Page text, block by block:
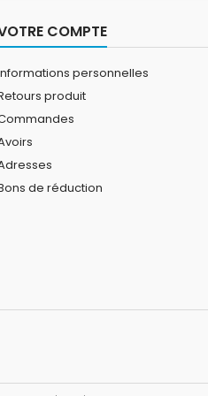
s'arrête le
COMPTE
personnelles
produit
de réduction